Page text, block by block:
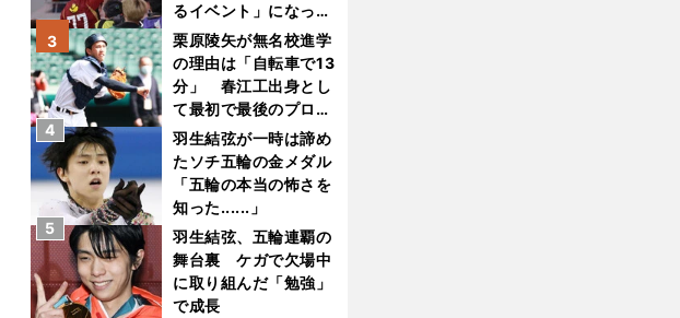
るイベント」になって
いたか
栗原陵矢が無名校進学
の理由は「自転車で13
分」 春江工出身とし
て最初で最後のプロ野
球選手となった
3
羽生結弦が一時は諦め
たソチ五輪の金メダル
「五輪の本当の怖さを
知った......」
4
羽生結弦、五輪連覇の
舞台裏 ケガで欠場中
に取り組んだ「勉強」
で成長
5